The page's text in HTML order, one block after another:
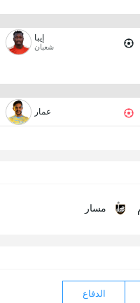
إيبا
شعبان
عمار
مسار
الدفاع